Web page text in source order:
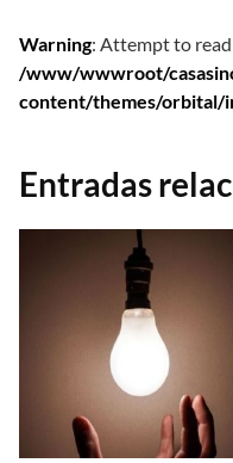
Warning: Attempt to
/www/wwwroot/
content/themes/orbital/
Entradas